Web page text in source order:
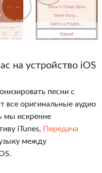
на устройство iOS
песни с
все оригинальные аудио
мы искренне
iTunes, Передача
между